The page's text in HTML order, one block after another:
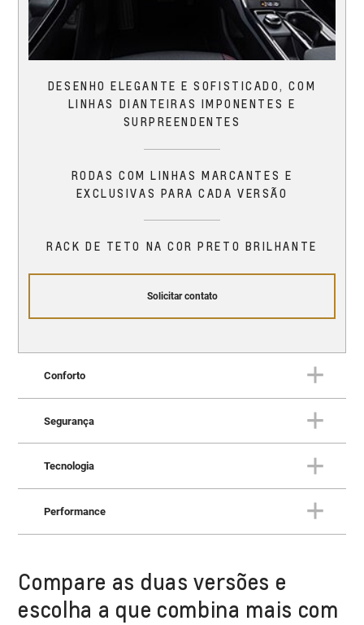
DESENHO ELEGANTE E SOFISTICADO, COM
LINHAS DIANTEIRAS IMPONENTES E
SURPREENDENTES
RODAS COM LINHAS MARCANTES E
EXCLUSIVAS PARA CADA VERSÃO
RACK DE TETO NA COR PRETO BRILHANTE
Solicitar contato
Conforto
Conforto
Tudo o que você espera de um
SUV superior.
Segurança
Proteção superior para você e
para a sua família.
Tecnologia
futuro.
Performance
Performance
Potência e desempenho para
Compare as duas versões e
escolha a que combina mais com